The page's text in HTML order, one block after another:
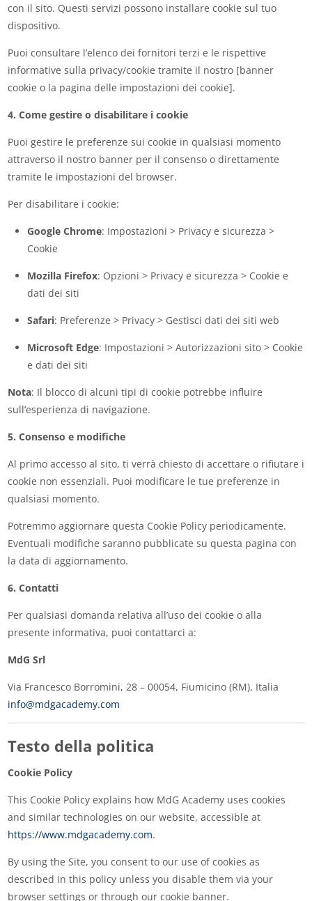
con il sito. Questi servizi possono installare cookie sul tuo
dispositivo.
Puoi consultare l’elenco dei fornitori terzi e le rispettive
informative sulla privacy/cookie tramite il nostro [banner
cookie o la pagina delle impostazioni dei cookie].
4. Come gestire o disabilitare i cookie
Puoi gestire le preferenze sui cookie in qualsiasi momento
attraverso il nostro banner per il consenso o direttamente
tramite le impostazioni del browser.
Per disabilitare i cookie:
Google Chrome: Impostazioni > Privacy e sicurezza >
Cookie
Mozilla Firefox: Opzioni > Privacy e sicurezza > Cookie e
dati dei siti
Safari: Preferenze > Privacy > Gestisci dati dei siti web
Microsoft Edge: Impostazioni > Autorizzazioni sito > Cookie
e dati dei siti
Nota: Il blocco di alcuni tipi di cookie potrebbe influire
sull’esperienza di navigazione.
5. Consenso e modifiche
Al primo accesso al sito, ti verrà chiesto di accettare o rifiutare i
cookie non essenziali. Puoi modificare le tue preferenze in
qualsiasi momento.
Potremmo aggiornare questa Cookie Policy periodicamente.
Eventuali modifiche saranno pubblicate su questa pagina con
la data di aggiornamento.
6. Contatti
Per qualsiasi domanda relativa all’uso dei cookie o alla
presente informativa, puoi contattarci a:
MdG Srl
Via Francesco Borromini, 28 – 00054, Fiumicino (RM), Italia
info@mdgacademy.com
Testo della politica
Cookie Policy
This Cookie Policy explains how MdG Academy uses cookies
and similar technologies on our website, accessible at
https://www.mdgacademy.com.
By using the Site, you consent to our use of cookies as
described in this policy unless you disable them via your
browser settings or through our cookie banner.